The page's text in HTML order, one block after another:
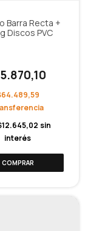
Barra Recta +
Discos PVC
sin
interés